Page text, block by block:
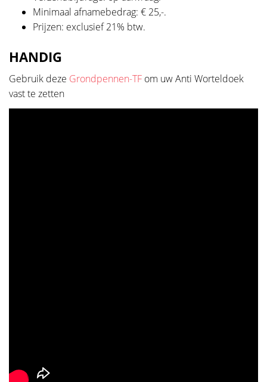
Minimaal afnamebedrag: € 25,-.
Prijzen: exclusief 21% btw.
HANDIG
Gebruik deze Grondpennen-TF om uw Anti Worteldoek
vast te zetten